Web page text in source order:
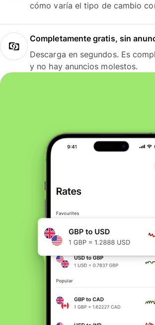
cómo varía el tipo de cambio
Completamente gratis, sin
Descarga en segundos. Es
y no hay anuncios molestos.